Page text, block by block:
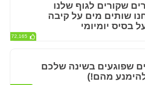
שקורים לגוף שלנו
שותים מים על קיבה
בסיס יומיומי
72,165
שפוגעים בשינה שלכם
מהם!)